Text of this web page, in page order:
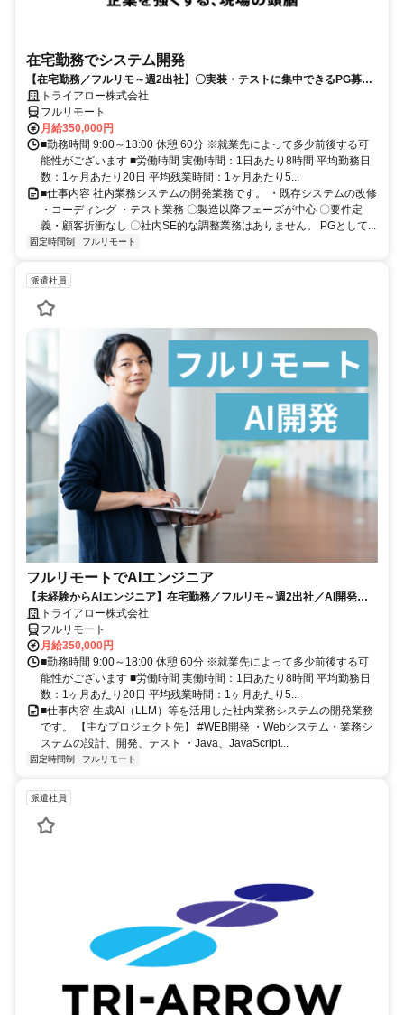
在宅勤務でシステム開発
【在宅勤務／フルリモ～週2出社】〇実装・テストに集中できるPG募集
〇業務用端末貸与あり
トライアロー株式会社
フルリモート
月給350,000円
■勤務時間 9:00～18:00 休憩 60分 ※就業先によって多少前後する可
能性がございます ■労働時間 実働時間：1日あたり8時間 平均勤務日
数：1ヶ月あたり20日 平均残業時間：1ヶ月あたり5...
■仕事内容 社内業務システムの開発業務です。 ・既存システムの改修
・コーディング ・テスト業務 〇製造以降フェーズが中心 〇要件定
義・顧客折衝なし 〇社内SE的な調整業務はありません。 PGとして...
固定時間制 フルリモート
派遣社員
フルリモートでAIエンジニア
【未経験からAIエンジニア】在宅勤務／フルリモ～週2出社／AI開発を
仕事にする
トライアロー株式会社
フルリモート
月給350,000円
■勤務時間 9:00～18:00 休憩 60分 ※就業先によって多少前後する可
能性がございます ■労働時間 実働時間：1日あたり8時間 平均勤務日
数：1ヶ月あたり20日 平均残業時間：1ヶ月あたり5...
■仕事内容 生成AI（LLM）等を活用した社内業務システムの開発業務
です。 【主なプロジェクト先】 #WEB開発 ・Webシステム・業務シ
ステムの設計、開発、テスト ・Java、JavaScript...
固定時間制 フルリモート
派遣社員